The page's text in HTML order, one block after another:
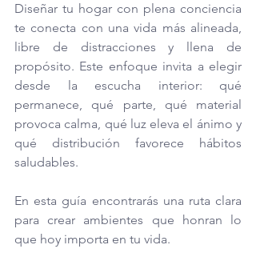
Diseñar tu hogar con plena conciencia
te conecta con una vida más alineada,
libre de distracciones y llena de
propósito. Este enfoque invita a elegir
desde la escucha interior: qué
permanece, qué parte, qué material
provoca calma, qué luz eleva el ánimo y
qué distribución favorece hábitos
saludables.
En esta guía encontrarás una ruta clara
para crear ambientes que honran lo
que hoy importa en tu vida.